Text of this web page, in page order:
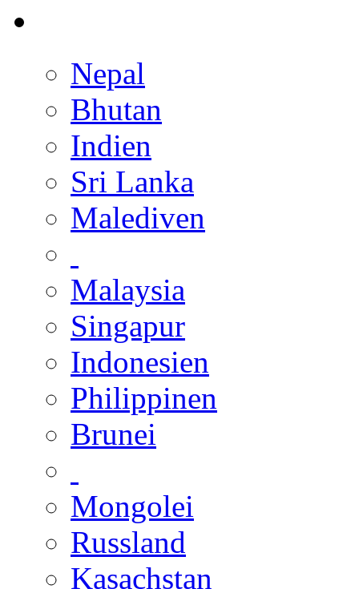
Nepal
Bhutan
Indien
Sri Lanka
Malediven
Malaysia
Singapur
Indonesien
Philippinen
Brunei
Mongolei
Russland
Kasachstan